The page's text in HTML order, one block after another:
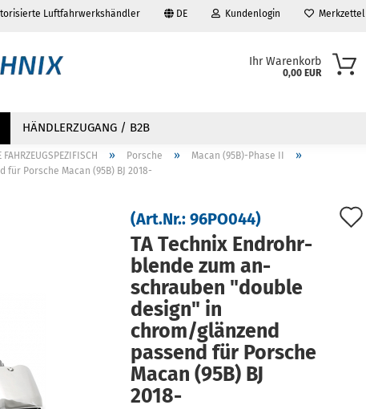
Luftfahrwerkshändler DE
auswählen
Kundenlogin
Passwort vergessen?
Merkzettel
Ihr Warenkorb
0,00 EUR
HÄNDLERZUGANG / B2B
FAHRZEUGSPEZIFISCH » Porsche » Macan (95B)-Phase II »
Porsche Macan (95B) BJ 2018-
(Art.Nr.: 96PO044)
TA Tech­nix End­rohr­
blen­de zum an­
schrau­ben "dou­ble
de­sign" in
chrom/glän­zend
pas­send für Por­sche
Macan (95B) BJ
2018-